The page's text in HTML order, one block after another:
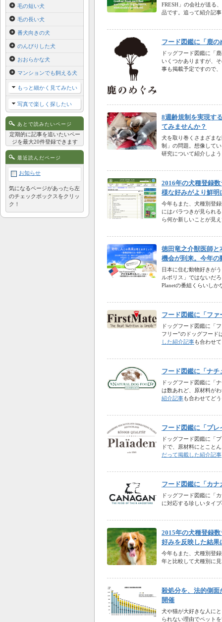
FRESH」の会社が送る
品です。追って紹介記
フード図鑑に「鹿
ドッグフード図鑑に「
いくつかありますが、
事も掲載予定ですので
8週齢規制を実現す
てみませんか？
犬を取り巻くさまざま
制」の問題。想像して
研究について紹介しよ
2016年の犬種登録
様な好みがより鮮明
今年もまた、犬種別登
にはバラつきが見られ
ら何か新しいことが見
徳田竜之介獣医師と
機会が到来。今年の
日本に住む動物好きが
ルポリス」ではないだ
Planetの番組くらいし
フード図鑑に「フ
ドッグフード図鑑に「
フリー”のドッグフード
した紹介記事も合わせ
フード図鑑に「ナ
ドッグフード図鑑に「
は数あれど、原材料が
紹介記事も合わせてど
フード図鑑に「プ
ドッグフード図鑑に「
ドで、原材料にとこと
だって掲載した紹介記事
フード図鑑に「カ
ドッグフード図鑑に「
に対応する珍しいタイ
2015年の犬種登録
好みを反映した結果
今年もまた、犬種別登
年と比較して犬種別に
殺処分を、法的側面
開催
犬や猫が大好きな人に
られない理由でペット
毛の短い犬
毛の長い犬
番犬向きの犬
のんびりした犬
おおらかな犬
マンションでも飼える犬
もっと細かく見てみたい
写真で楽しく探したい
あとで読みたいページ
定期的に記事を追いたいペー
ジを最大20件登録できます
最近読んだページ
お知らせ
気になるページがあったら左
のチェックボックスをクリッ
ク！